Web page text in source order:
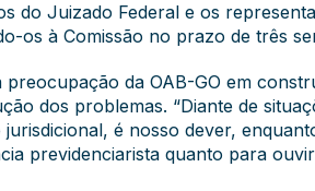
Juizado Federal e os
os à Comissão no prazo de três
da OAB-GO em
dos problemas. “Diante de
é nosso dever,
previdenciarista quanto para